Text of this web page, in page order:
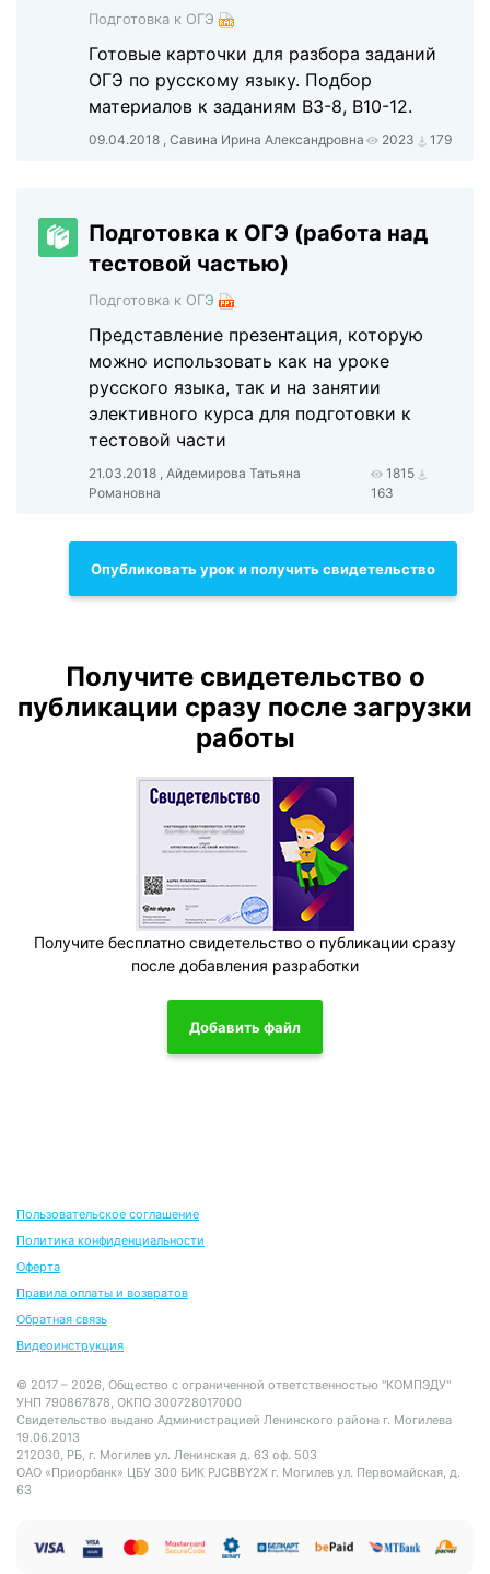
Подготовка к ОГЭ
Готовые карточки для разбора заданий
ОГЭ по русскому языку. Подбор
материалов к заданиям В3-8, В10-12.
09.04.2018 , Савина Ирина Александровна 2023 179
Подготовка к ОГЭ (работа над
тестовой частью)
Подготовка к ОГЭ
Представление презентация, которую
можно использовать как на уроке
русского языка, так и на занятии
элективного курса для подготовки к
тестовой части
21.03.2018 , Айдемирова Татьяна
Романовна
1815
163
Опубликовать урок и получить свидетельство
Получите свидетельство о
публикации сразу после загрузки
работы
Получите бесплатно свидетельство о публикации сразу
после добавления разработки
Добавить файл
Пользовательское соглашение
Политика конфиденциальности
Оферта
Правила оплаты и возвратов
Обратная связь
Видеоинструкция
© 2017 – 2026, Общество с ограниченной ответственностью "КОМПЭДУ"
УНП 790867878, ОКПО 300728017000
Свидетельство выдано Администрацией Ленинского района г. Могилева
19.06.2013
212030, РБ, г. Могилев ул. Ленинская д. 63 оф. 503
ОАО «Приорбанк» ЦБУ 300 БИК PJCBBY2X г. Могилев ул. Первомайская, д.
63